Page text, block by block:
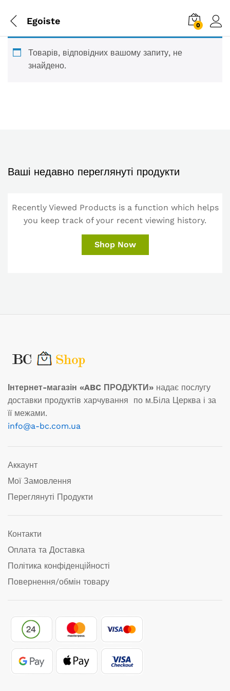
Egoiste 0
Товарів, відповідних вашому запиту, не
знайдено.
Ваші недавно переглянуті продукти
Recently Viewed Products is a function which helps
you keep track of your recent viewing history.
Shop Now
Інтернет-магазін «ABC ПРОДУКТИ» надає послугу
доставки продуктів харчування по м.Біла Церква і за
її межами.
info@a-bc.com.ua
Аккаунт
Мої Замовлення
Переглянуті Продукти
Контакти
Оплата та Доставка
Політика конфіденційності
Повернення/обмін товару